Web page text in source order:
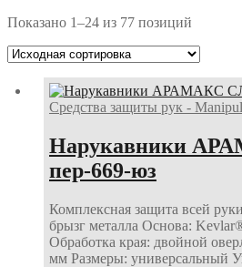
Показано 1–24 из 77 позиций
Средства защиты рук -
Нарукавники
пер-669-юз
Комплексная защита всей
брызг металла Основа:
Обработка края: двойной
мм Размеры: универсальный